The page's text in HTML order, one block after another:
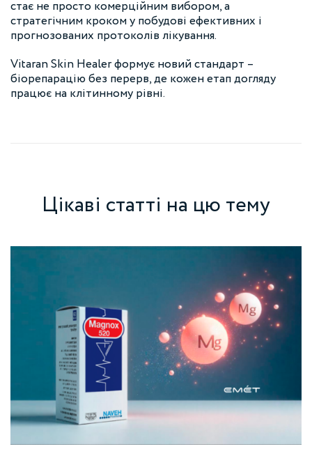
стає не просто комерційним вибором, а
стратегічним кроком у побудові ефективних і
прогнозованих протоколів лікування.
Vitaran Skin Healer формує новий стандарт –
біорепарацію без перерв, де кожен етап догляду
працює на клітинному рівні.
Цікаві статті на цю тему